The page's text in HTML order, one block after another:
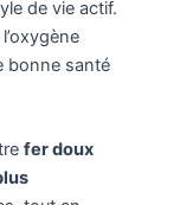
de vie actif.
bonne santé
fer doux